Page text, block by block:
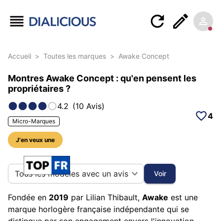
Accueil > Toutes les marques > Awake Concept
Montres Awake Concept : qu'en pensent les
propriétaires ?
4.2 (10 Avis)
Micro-Marques
J'en veux une
4
66 photos sur cette marque
Tous les modèles avec un avis Voir
Fondée en 2019 par Lilian Thibault, Awake est une
marque horlogère française indépendante qui se